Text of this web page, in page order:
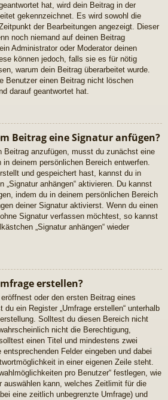
hat, wird dein Beitrag in der
gekennzeichnet. Es wird sowohl die
der Bearbeitungen angezeigt. Dieser
noch niemand auf deinen Beitrag
Administrator oder Moderator deinen
können jedoch, falls sie es für nötig
warum dein Beitrag überarbeitet wurde.
Benutzer einen Beitrag nicht löschen
darauf geantwortet hat.
Beitrag eine Signatur anfügen?
Beitrag anzufügen, musst du zunächst eine
deinem persönlichen Bereich entwerfen.
und gespeichert hast, kannst du in
„Signatur anhängen“ aktivieren. Du kannst
indem du in deinem persönlichen Bereich
deiner Signatur aktivierst. Wenn du einen
Signatur verfassen möchtest, so kannst
„Signatur anhängen“ wieder
erstellen?
oder den ersten Beitrag eines
ein Register „Umfrage erstellen“ unterhalb
Solltest du diesen Bereich nicht
nicht die Berechtigung,
einen Titel und mindestens zwei
Felder eingeben und dabei
in einer eigenen Zeile steht.
pro Benutzer“ festlegen, wie
auswählen kann, welches Zeitlimit für die
eine zeitlich unbegrenzte Umfrage) und